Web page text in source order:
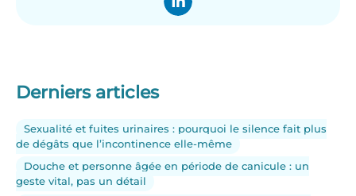
Derniers articles
Sexualité et fuites urinaires : pourquoi le silence fait plus
de dégâts que l’incontinence elle-même
Douche et personne âgée en période de canicule : un
geste vital, pas un détail